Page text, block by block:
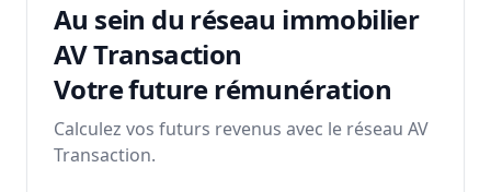
Au sein du réseau immobilier
AV Transaction
Votre future rémunération
Calculez vos futurs revenus avec le réseau AV
Transaction.